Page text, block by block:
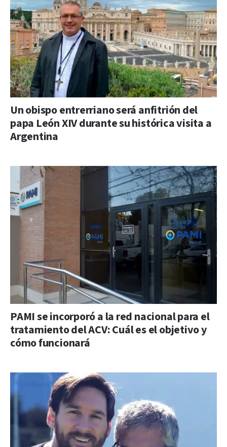
Un obispo entrerriano será anfitrión del
papa León XIV durante su histórica visita a
Argentina
PAMI se incorporó a la red nacional para el
tratamiento del ACV: Cuál es el objetivo y
cómo funcionará